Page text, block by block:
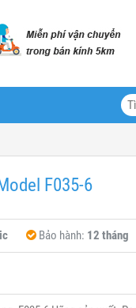
F035-6
Bảo hành: 12 tháng